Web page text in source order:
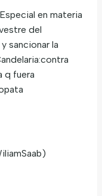
en materia
del
sancionar la
q fuera